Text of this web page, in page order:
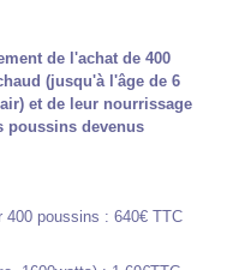
de l'achat de 400
(jusqu'à l'âge de 6
et de leur nourrissage
poussins devenus
400 poussins : 640€ TTC